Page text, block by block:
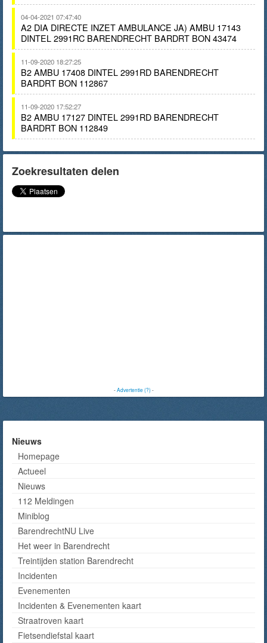
04-04-2021 07:47:40
A2 DIA DIRECTE INZET AMBULANCE JA) AMBU 17143
DINTEL 2991RC BARENDRECHT BARDRT BON 43474
11-09-2020 18:27:25
B2 AMBU 17408 DINTEL 2991RD BARENDRECHT
BARDRT BON 112867
11-09-2020 17:52:27
B2 AMBU 17127 DINTEL 2991RD BARENDRECHT
BARDRT BON 112849
Zoekresultaten delen
-Advertentie (?)-
Nieuws
Homepage
Actueel
Nieuws
112 Meldingen
Miniblog
BarendrechtNU Live
Het weer in Barendrecht
Treintijden station Barendrecht
Incidenten
Evenementen
Incidenten & Evenementen kaart
Straatroven kaart
Fietsendiefstal kaart